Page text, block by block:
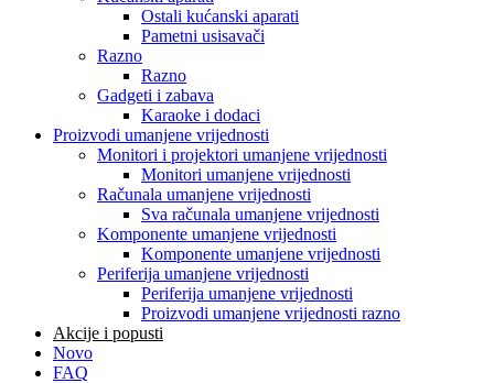
Ostali kućanski aparati
Pametni usisavači
Razno
Razno
Gadgeti i zabava
Karaoke i dodaci
Proizvodi umanjene vrijednosti
Monitori i projektori umanjene vrijednosti
Monitori umanjene vrijednosti
Računala umanjene vrijednosti
Sva računala umanjene vrijednosti
Komponente umanjene vrijednosti
Komponente umanjene vrijednosti
Periferija umanjene vrijednosti
Periferija umanjene vrijednosti
Proizvodi umanjene vrijednosti razno
Akcije i popusti
Novo
FAQ